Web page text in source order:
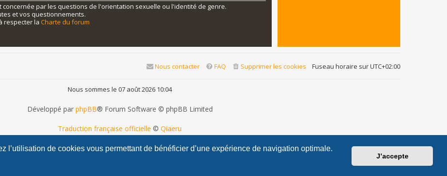
l’utilisation de cookies vous permettant de bénéficier d’une expérience de navigation optimale.
J’accepte
par les questions de l'orientation sexuelle ou l'identité de genre.
et vos questionnements.
respecter la Charte du forum
Fuseau horaire surUTC+02:00
Supprimer les cookies
FAQ
Nous contacter
Nous sommes le 07 août 2026 10:04
Développé par phpBB® Forum Software © phpBB Limited
Traduction française officielle © Qiaeru
phpBB Metro Theme byPixelGoose Studio